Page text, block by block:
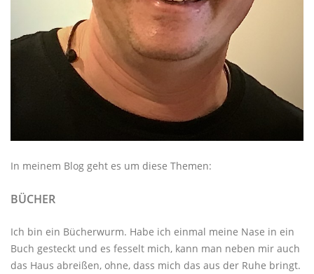
In meinem Blog geht es um diese Themen:
BÜCHER
Ich bin ein Bücherwurm. Habe ich einmal meine Nase in ein
Buch gesteckt und es fesselt mich, kann man neben mir auch
das Haus abreißen, ohne, dass mich das aus der Ruhe bringt.